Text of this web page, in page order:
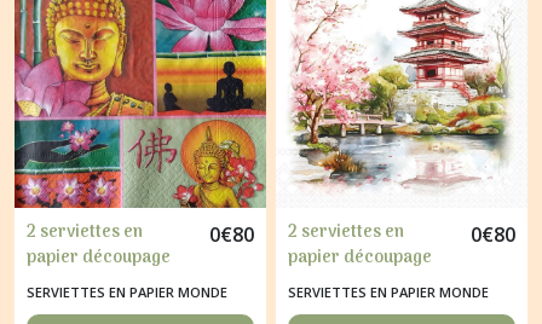
2 serviettes en
papier découpage
collage 33 cm
BOUDHA ZEN 2
0€80
SERVIETTES EN PAPIER MONDE
2 serviettes en
papier découpage
collage 33 cm
TEMPLE
0€80
SERVIETTES EN PAPIER MONDE